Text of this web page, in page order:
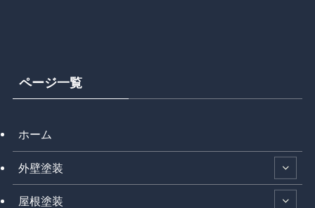
ページ一覧
ホーム
外壁塗装
屋根塗装